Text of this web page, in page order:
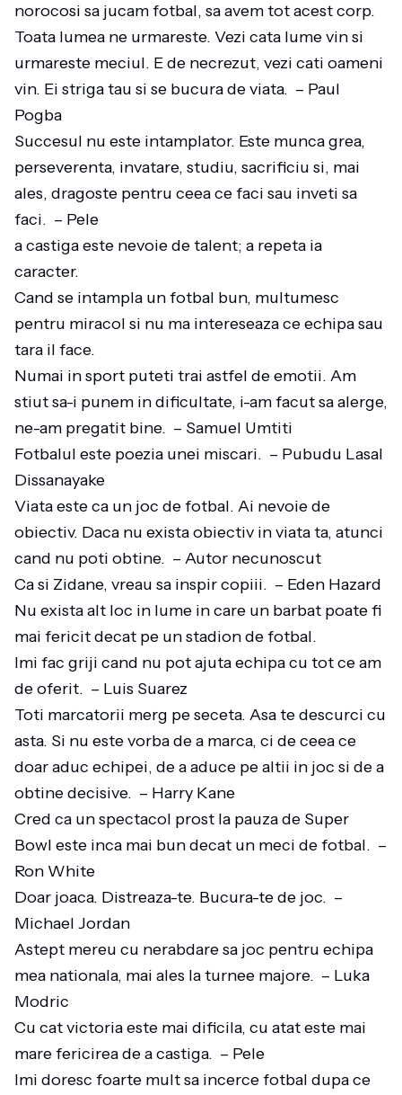
norocosi sa jucam fotbal, sa avem tot acest corp.
Toata lumea ne urmareste. Vezi cata lume vin si
urmareste meciul. E de necrezut, vezi cati oameni
vin. Ei striga tau si se bucura de viata. – Paul
Pogba
Succesul nu este intamplator. Este munca grea,
perseverenta, invatare, studiu, sacrificiu si, mai
ales, dragoste pentru ceea ce faci sau inveti sa
faci. – Pele
a castiga este nevoie de talent; a repeta ia
caracter.
Cand se intampla un fotbal bun, multumesc
pentru miracol si nu ma intereseaza ce echipa sau
tara il face.
Numai in sport puteti trai astfel de emotii. Am
stiut sa-i punem in dificultate, i-am facut sa alerge,
ne-am pregatit bine. – Samuel Umtiti
Fotbalul este poezia unei miscari. – Pubudu Lasal
Dissanayake
Viata este ca un joc de fotbal. Ai nevoie de
obiectiv. Daca nu exista obiectiv in viata ta, atunci
cand nu poti obtine. – Autor necunoscut
Ca si Zidane, vreau sa inspir copiii. – Eden Hazard
Nu exista alt loc in lume in care un barbat poate fi
mai fericit decat pe un stadion de fotbal.
Imi fac griji cand nu pot ajuta echipa cu tot ce am
de oferit. – Luis Suarez
Toti marcatorii merg pe seceta. Asa te descurci cu
asta. Si nu este vorba de a marca, ci de ceea ce
doar aduc echipei, de a aduce pe altii in joc si de a
obtine decisive. – Harry Kane
Cred ca un spectacol prost la pauza de Super
Bowl este inca mai bun decat un meci de fotbal. –
Ron White
Doar joaca. Distreaza-te. Bucura-te de joc. –
Michael Jordan
Astept mereu cu nerabdare sa joc pentru echipa
mea nationala, mai ales la turnee majore. – Luka
Modric
Cu cat victoria este mai dificila, cu atat este mai
mare fericirea de a castiga. – Pele
Imi doresc foarte mult sa incerce fotbal dupa ce